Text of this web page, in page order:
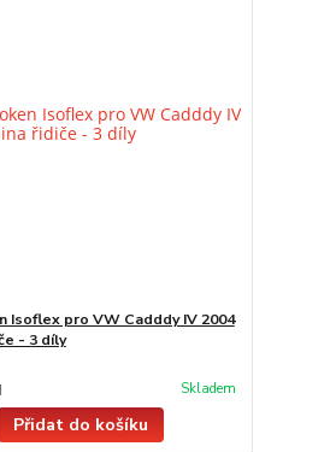
Isoflex pro VW Cadddy IV 2004
- 3 díly
Skladem
Přidat do košíku